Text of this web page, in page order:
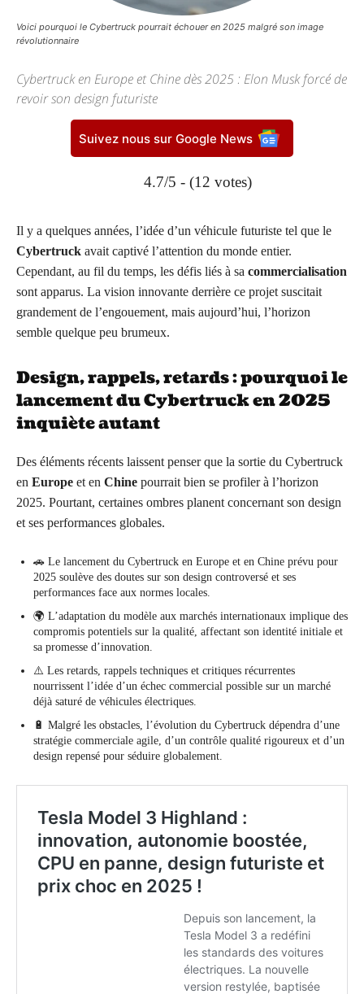
Voici pourquoi le Cybertruck pourrait échouer en 2025 malgré son image
révolutionnaire
Cybertruck en Europe et Chine dès 2025 : Elon Musk forcé de
revoir son design futuriste
Suivez nous sur Google News
4.7/5 - (12 votes)
Il y a quelques années, l’idée d’un véhicule futuriste tel que le
Cybertruck avait captivé l’attention du monde entier.
Cependant, au fil du temps, les défis liés à sa commercialisation
sont apparus. La vision innovante derrière ce projet suscitait
grandement de l’engouement, mais aujourd’hui, l’horizon
semble quelque peu brumeux.
Design, rappels, retards : pourquoi le
lancement du Cybertruck en 2025
inquiète autant
Des éléments récents laissent penser que la sortie du Cybertruck
en Europe et en Chine pourrait bien se profiler à l’horizon
2025. Pourtant, certaines ombres planent concernant son design
et ses performances globales.
🚗 Le lancement du Cybertruck en Europe et en Chine prévu pour
2025 soulève des doutes sur son design controversé et ses
performances face aux normes locales.
🌍 L’adaptation du modèle aux marchés internationaux implique des
compromis potentiels sur la qualité, affectant son identité initiale et
sa promesse d’innovation.
⚠️ Les retards, rappels techniques et critiques récurrentes
nourrissent l’idée d’un échec commercial possible sur un marché
déjà saturé de véhicules électriques.
🔋 Malgré les obstacles, l’évolution du Cybertruck dépendra d’une
stratégie commerciale agile, d’un contrôle qualité rigoureux et d’un
design repensé pour séduire globalement.